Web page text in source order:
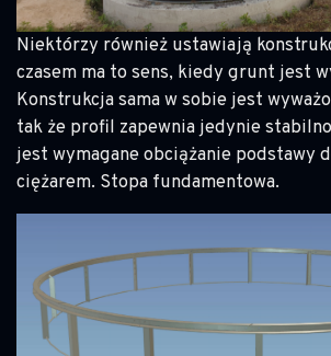
Niektórzy również ustawiają
czasem ma to sens, kiedy grunt jest
Konstrukcja sama w sobie jest
tak że profil zapewnia jedynie
jest wymagane obciążanie podstawy
ciężarem. Stopa fundamentowa.